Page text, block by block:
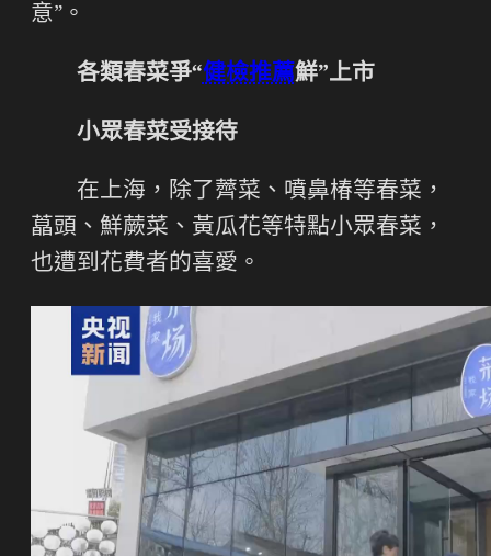
意”。
各類春菜爭“健檢推薦鮮”上市
小眾春菜受接待
在上海，除了薺菜、噴鼻椿等春菜，
藠頭、鮮蕨菜、黃瓜花等特點小眾春菜，
也遭到花費者的喜愛。